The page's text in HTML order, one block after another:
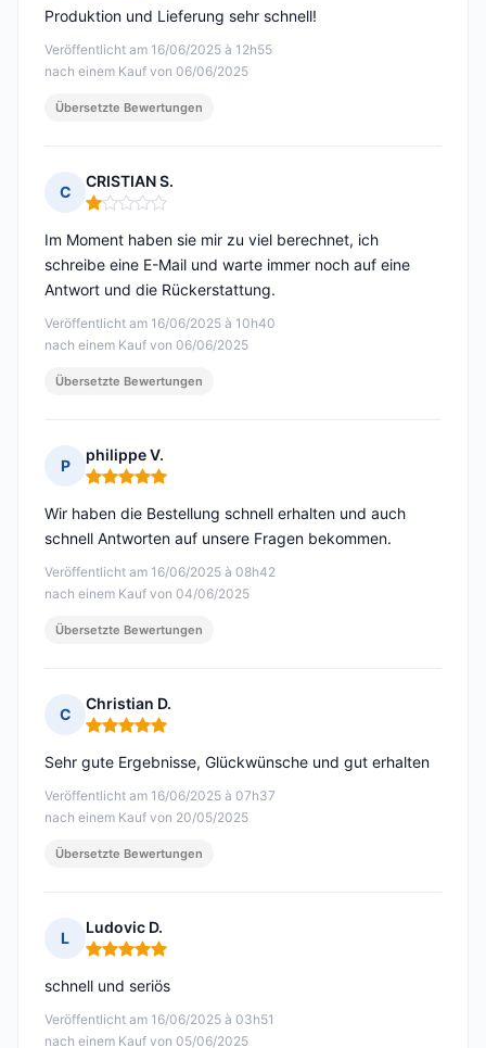
Veröffentlicht am 16/06/2025 à 12h55
nach einem Kauf von 06/06/2025
Produktion und Lieferung sehr schnell!
Übersetzte Bewertungen
C
CRISTIAN S.
Hinweis: 1 von 5
Veröffentlicht am 16/06/2025 à 10h40
nach einem Kauf von 06/06/2025
Im Moment haben sie mir zu viel berechnet, ich
schreibe eine E-Mail und warte immer noch auf eine
Antwort und die Rückerstattung.
Übersetzte Bewertungen
P
philippe V.
Hinweis: 5 von 5
Veröffentlicht am 16/06/2025 à 08h42
nach einem Kauf von 04/06/2025
Wir haben die Bestellung schnell erhalten und auch
schnell Antworten auf unsere Fragen bekommen.
Übersetzte Bewertungen
C
Christian D.
Hinweis: 5 von 5
Veröffentlicht am 16/06/2025 à 07h37
nach einem Kauf von 20/05/2025
Sehr gute Ergebnisse, Glückwünsche und gut erhalten
Übersetzte Bewertungen
L
Ludovic D.
Hinweis: 5 von 5
Veröffentlicht am 16/06/2025 à 03h51
nach einem Kauf von 05/06/2025
schnell und seriös